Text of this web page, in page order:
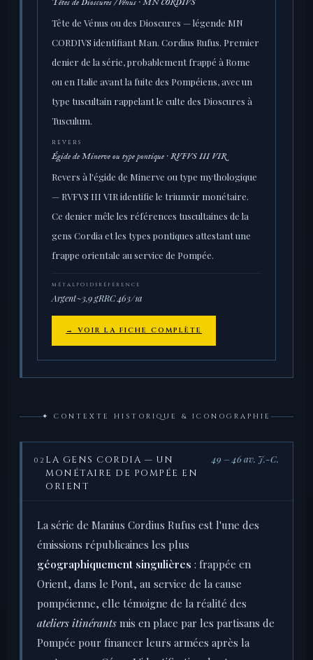
Têtes de Dioscures / Vénus · MN CORDIVS
Tête de Vénus ou des Dioscures — légende MN
CORDIVS identifiant Man. Cordius Rufus. Premier
denier de la série, probablement frappé à Rome
ou en Italie avant la fuite des Pompéiens, avec un
type tuscultain rappelant le culte des Dioscures à
Tusculum.
REVERS
Égide de Minerve ou type pontique · RVFVS III VIR
Revers à l'égide de Minerve ou type mythologique
— RVFVS III VIR identifie le triumvir monétaire.
Ce denier mêle les références tuscultaines de la
gens Cordia et les types pontiques attestant une
frappe orientale au service de Pompée.
MÉTAL
Argent
POIDS
~3,9 g
RÉFÉRENCE
RRC 463/1a
→ VOIR LA FICHE COMPLÈTE
✦ CONTEXTE HISTORIQUE & ICONOGRAPHIE
02 LA GENS CORDIA — UN
MONÉTAIRE DE POMPÉE EN
ORIENT
49 – 46 av. J.-C.
La série de Manius Cordius Rufus est l'une des
émissions républicaines les plus
géographiquement singulières : frappée en
Orient, dans le Pont, au service de la cause
pompéienne, elle témoigne de la réalité des
ateliers itinérants mis en place par les partisans de
Pompée pour financer leurs armées après la